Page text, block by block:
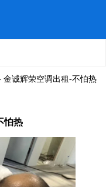
金诚辉荣空调出租-不怕热
怕热